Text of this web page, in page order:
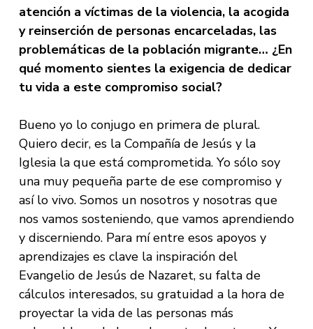
atención a víctimas de la violencia, la acogida
y reinserción de personas encarceladas, las
problemáticas de la población migrante… ¿En
qué momento sientes la exigencia de dedicar
tu vida a este compromiso social?
Bueno yo lo conjugo en primera de plural.
Quiero decir, es la Compañía de Jesús y la
Iglesia la que está comprometida. Yo sólo soy
una muy pequeña parte de ese compromiso y
así lo vivo. Somos un nosotros y nosotras que
nos vamos sosteniendo, que vamos aprendiendo
y discerniendo. Para mí entre esos apoyos y
aprendizajes es clave la inspiración del
Evangelio de Jesús de Nazaret, su falta de
cálculos interesados, su gratuidad a la hora de
proyectar la vida de las personas más